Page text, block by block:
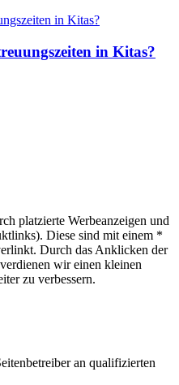
in Kitas?
platzierte Werbeanzeigen und
Diese sind mit einem *
Durch das Anklicken der
wir einen kleinen
zu verbessern.
an qualifizierten